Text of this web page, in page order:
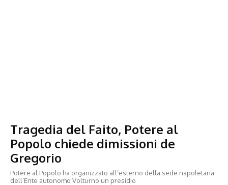
Tragedia del Faito, Potere al
Popolo chiede dimissioni de
Gregorio
Potere al Popolo ha organizzato all’esterno della sede napoletana
dell’Ente autonomo Volturno un presidio